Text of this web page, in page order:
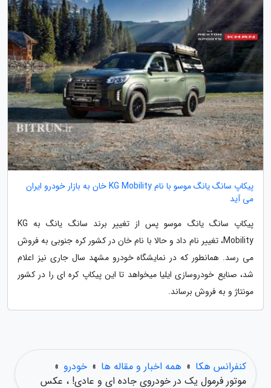
پیکاپ سانگ یانگ موسو با نام KG Mobility خان به بازار خودرو ایران
می آید
پیکاپ سانگ یانگ موسو پس از تغییر برند سانگ یانگ به KG
Mobility، تغییر نام داد و حالا با نام خان در کشور کره جنوبی به فروش
می رسد. همانطور که در نمایشگاه خودرو مشهد سال جاری نیز اعلام
شد، صنایع خودروسازی ایلیا میخواهد تا این پیکاپ کره ای را در کشور
مونتاژ و به فروش برساند.
کنفرانس هکا » همه اخبار و مقاله ها » خودرو »
موتور فرمول یک در خودروی جاده ای و عادی! ، عکس